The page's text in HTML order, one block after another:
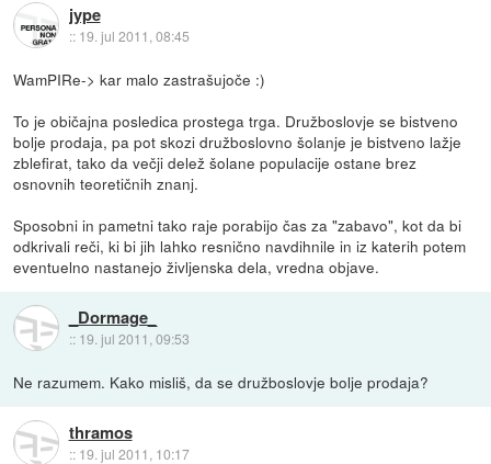
jype
:: 19. jul 2011, 08:45
WamPIRe-> kar malo zastrašujoče :)
To je običajna posledica prostega trga. Družboslovje se bistveno
bolje prodaja, pa pot skozi družboslovno šolanje je bistveno lažje
zblefirat, tako da večji delež šolane populacije ostane brez
osnovnih teoretičnih znanj.
Sposobni in pametni tako raje porabijo čas za "zabavo", kot da bi
odkrivali reči, ki bi jih lahko resnično navdihnile in iz katerih potem
eventuelno nastanejo življenska dela, vredna objave.
_Dormage_
:: 19. jul 2011, 09:53
Ne razumem. Kako misliš, da se družboslovje bolje prodaja?
thramos
:: 19. jul 2011, 10:17